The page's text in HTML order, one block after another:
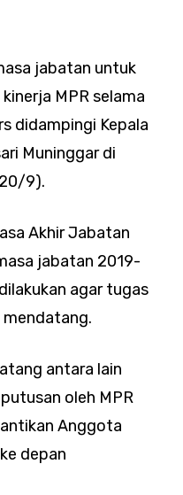
jabatan untuk
MPR selama
didampingi Kepala
Muninggar di
9).
Akhir Jabatan
jabatan 2019-
agar tugas
mendatang.
antara lain
oleh MPR
Anggota
depan